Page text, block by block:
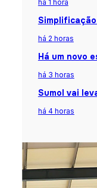
há 1 hora
há 2 horas
Há um novo
há 3 horas
Sumol vai
há 4 horas